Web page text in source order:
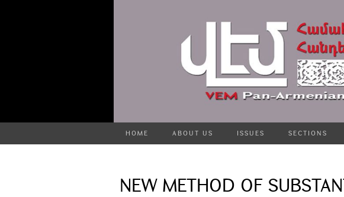
HOME ABOUT US ISSUES SECTIONS
NEW METHOD OF